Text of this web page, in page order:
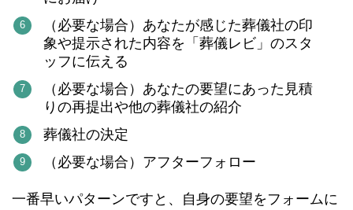
（必要な場合）あなたが感じた葬儀社の印
象や提示された内容を「葬儀レビ」のスタ
ッフに伝える
（必要な場合）あなたの要望にあった見積
りの再提出や他の葬儀社の紹介
葬儀社の決定
（必要な場合）アフターフォロー
一番早いパターンですと、 自身の要望をフォームに